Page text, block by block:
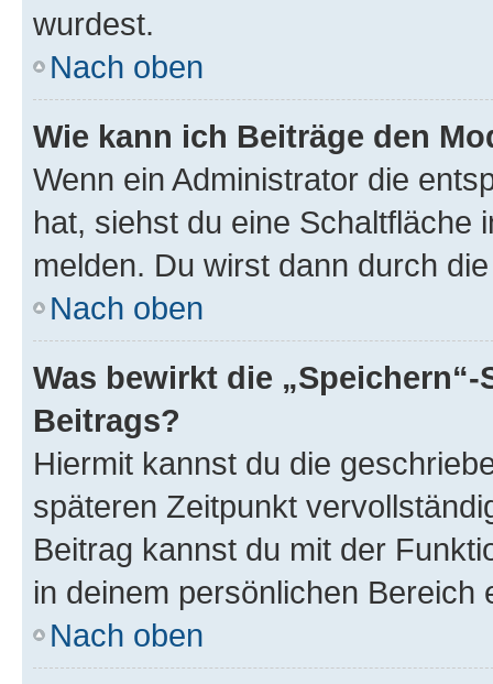
wurdest.
Nach oben
Wie kann ich Beiträge den
Wenn ein Administrator die
hat, siehst du eine Schaltfläche
melden. Du wirst dann durch
Nach oben
Was bewirkt die
Beitrags?
Hiermit kannst du die
späteren Zeitpunkt
Beitrag kannst du mit der
in deinem persönlichen Bereich
Nach oben